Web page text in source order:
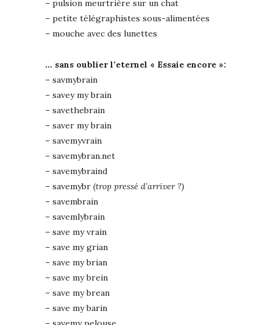
– pulsion meurtrière sur un chat
– petite télégraphistes sous-alimentées
– mouche avec des lunettes
… sans oublier l’eternel « Essaie encore »:
– savmybrain
– savey my brain
– savethebrain
– saver my brain
– savemyvrain
– savemybran.net
– savemybraind
– savemybr (trop pressé d’arriver ?)
– savembrain
– savemlybrain
– save my vrain
– save my grian
– save my brian
– save my brein
– save my brean
– save my barin